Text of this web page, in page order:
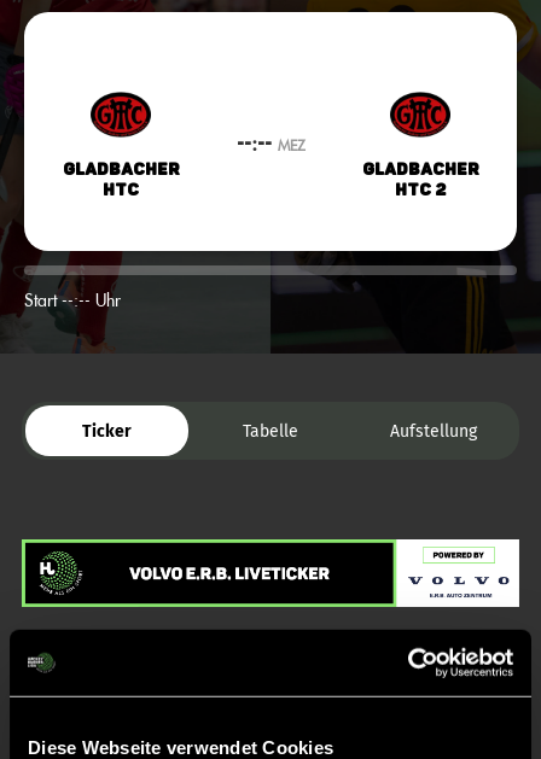
Diese Webseite verwendet Cookies
Gladbacher
HTC
--:-- MEZ
Gladbacher
HTC 2
Start --:-- Uhr
Ticker Tabelle Aufstellung
Liveticker
Keine Daten verfügbar.